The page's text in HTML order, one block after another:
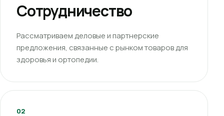
Сотрудничество
Рассматриваем деловые и партнерские
предложения, связанные с рынком товаров для
здоровья и ортопедии.
02